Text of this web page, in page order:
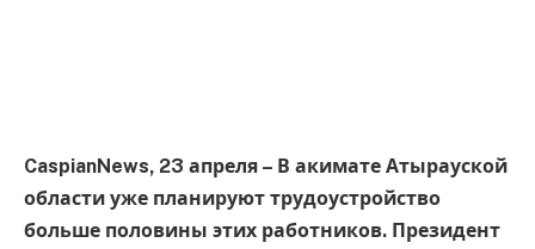
CaspianNews, 23 апреля – В акимате Атырауской
области уже планируют трудоустройство
больше половины этих работников. Президент